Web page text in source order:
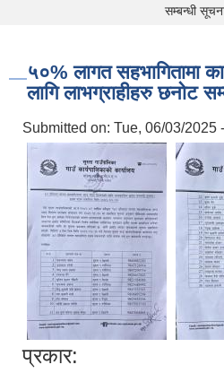
सम्बन्धी
५०% लागत सहभागितामा
लागि लाभग्राहीहरु छनोट
Submitted on: Tue, 06/03/2025
प्रकार: